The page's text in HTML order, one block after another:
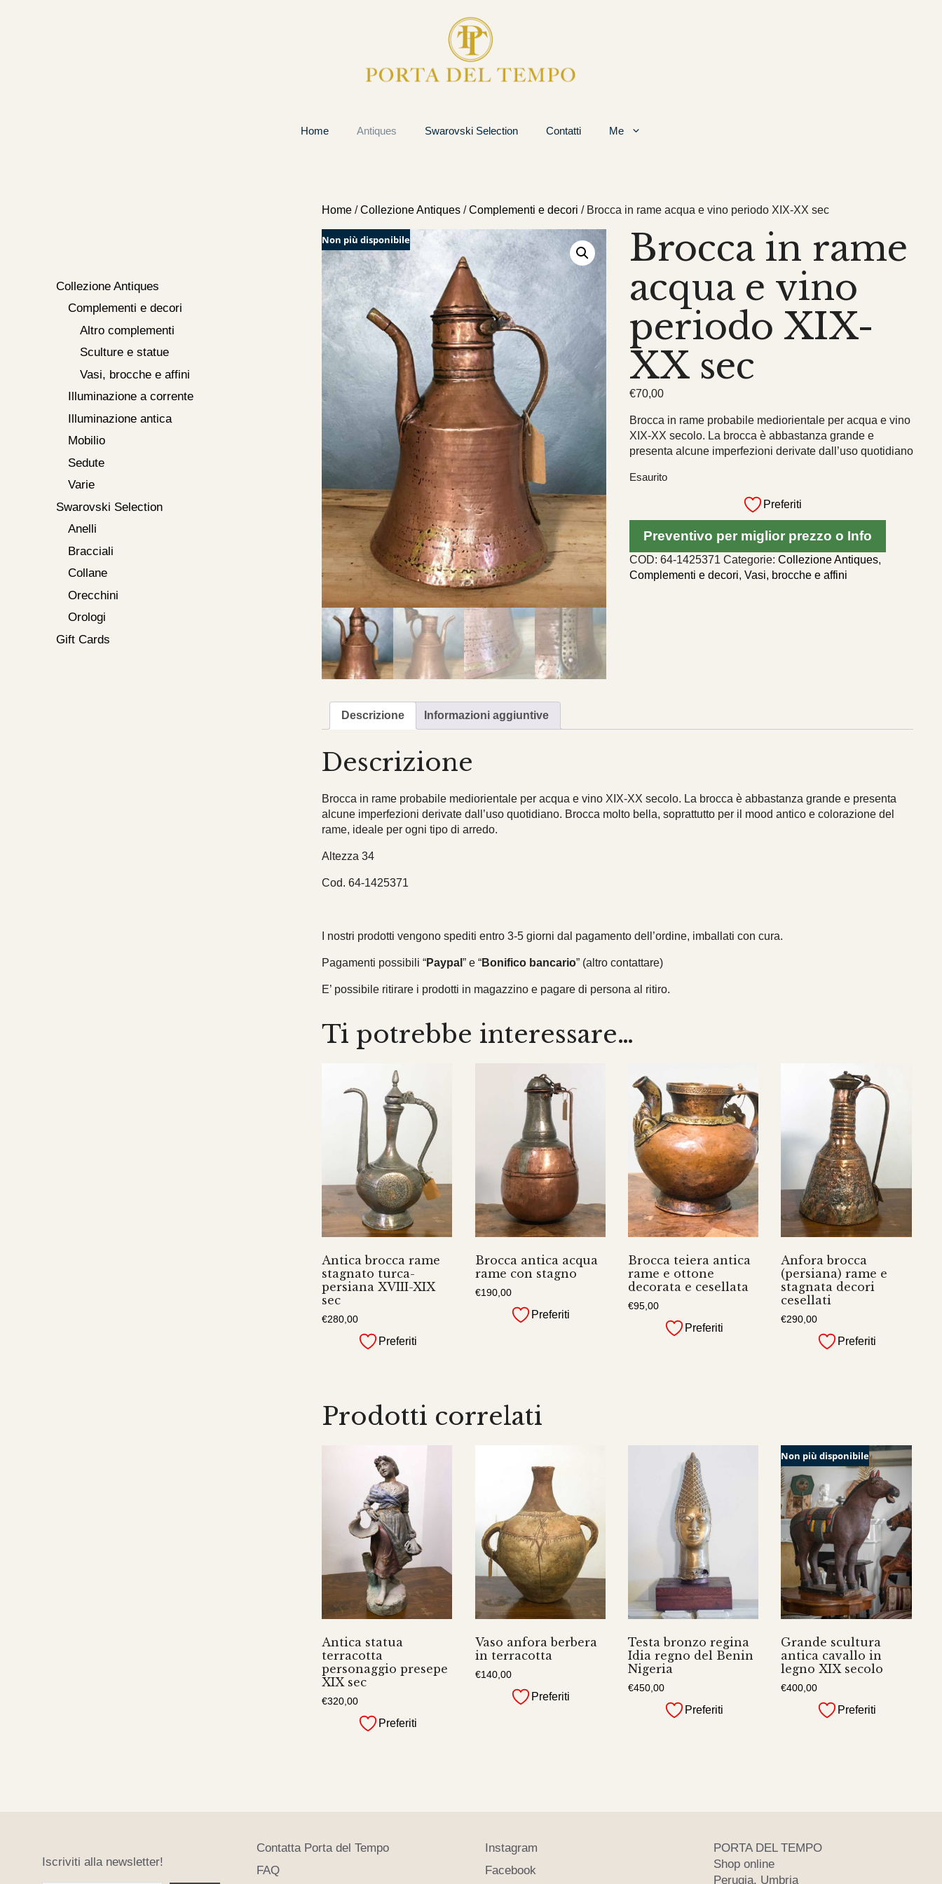
Home Antiques Swarovski Selection Contatti Me
Home /Collezione Antiques /Complementi e decori / Brocca in rame acqua e vino periodo XIX-XX sec
Non più disponibile
Brocca in rame
acqua e vino
periodo XIX-
XX sec
€70,00
Brocca in rame probabile mediorientale per acqua e vino
XIX-XX secolo. La brocca è abbastanza grande e
presenta alcune imperfezioni derivate dall’uso quotidiano
Esaurito
Preferiti
Preventivo per miglior prezzo o Info
COD:64-1425371 Categorie:Collezione Antiques,
Complementi e decori,Vasi, brocche e affini
Descrizione Informazioni aggiuntive
Descrizione
Brocca in rame probabile mediorientale per acqua e vino XIX-XX secolo. La brocca è abbastanza grande e presenta
alcune imperfezioni derivate dall’uso quotidiano. Brocca molto bella, soprattutto per il mood antico e colorazione del
rame, ideale per ogni tipo di arredo.
Altezza 34
Cod. 64-1425371
I nostri prodotti vengono spediti entro 3-5 giorni dal pagamento dell’ordine, imballati con cura.
Pagamenti possibili “Paypal” e “Bonifico bancario” (altro contattare)
E’ possibile ritirare i prodotti in magazzino e pagare di persona al ritiro.
Ti potrebbe interessare…
Antica brocca rame
stagnato turca-
persiana XVIII-XIX
sec
€280,00
Preferiti
Brocca antica acqua
rame con stagno
€190,00
Preferiti
Brocca teiera antica
rame e ottone
decorata e cesellata
€95,00
Preferiti
Anfora brocca
(persiana) rame e
stagnata decori
cesellati
€290,00
Preferiti
Prodotti correlati
Antica statua
terracotta
personaggio presepe
XIX sec
€320,00
Preferiti
Vaso anfora berbera
in terracotta
€140,00
Preferiti
Testa bronzo regina
Idia regno del Benin
Nigeria
€450,00
Preferiti
Non più disponibile
Grande scultura
antica cavallo in
legno XIX secolo
€400,00
Preferiti
Collezione Antiques
Complementi e decori
Altro complementi
Sculture e statue
Vasi, brocche e affini
Illuminazione a corrente
Illuminazione antica
Mobilio
Sedute
Varie
Swarovski Selection
Anelli
Bracciali
Collane
Orecchini
Orologi
Gift Cards
Iscriviti alla newsletter!
Contatta Porta del Tempo
FAQ
Instagram
Facebook
PORTA DEL TEMPO
Shop online
Perugia, Umbria